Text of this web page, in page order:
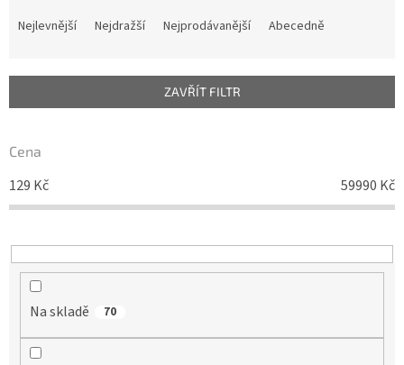
n
r
o
d
u
t
ů
Nejlevnější Nejdražší Nejprodávanější Abecedně
ZAVŘÍT FILTR
Cena
129 Kč 59990 Kč
Na skladě 70